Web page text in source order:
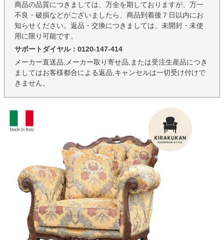
商品の品質につきましては、万全を期しておりますが、万一
不良・破損などがございましたら、商品到着後７日以内にお
知らせください。返品・交換につきましては、未開封・未使
用に限り可能です。
サポートダイヤル：0120-147-414
メーカー直送品,メーカー取り寄せ品,または受注生産品につき
ましてはお客様都合による返品,キャンセルは一切受け付けで
きません。